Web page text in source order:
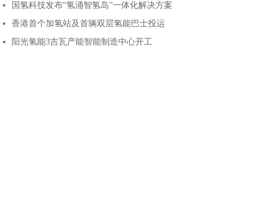
넷 国氢科技发布“氢涌智氢岛”一体化解决方案
넷 香港首个加氢站及首辆双层氢能巴士投运
넷 阳光氢能3吉瓦产能智能制造中心开工